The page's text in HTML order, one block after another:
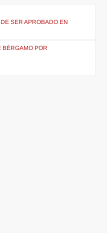
SER APROBADO EN
POR